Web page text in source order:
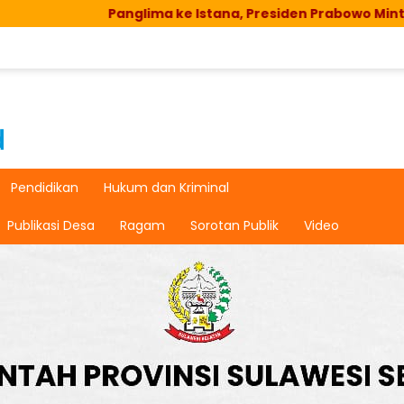
Panglima ke Istana, Presiden Prabowo Minta TNI
Pendidikan Hukum dan Kriminal
Publikasi Desa Ragam Sorotan Publik Video